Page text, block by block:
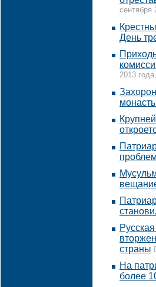
сентября
День
2013
страны
На
более